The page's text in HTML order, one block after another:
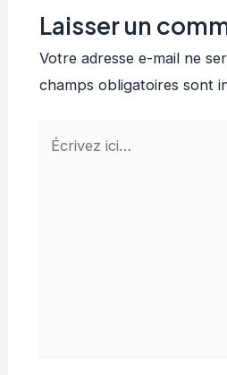
Laisser un
Votre adresse e-mail ne
champs obligatoires sont
Écrivez